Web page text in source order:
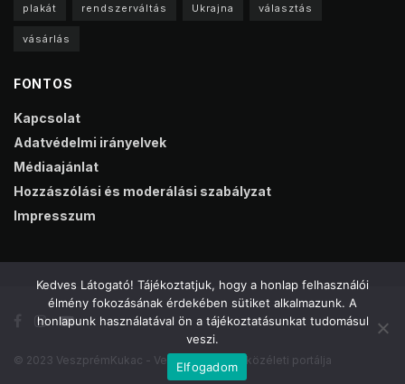
plakát rendszerváltás Ukrajna választás
vásárlás
FONTOS
Kapcsolat
Adatvédelmi irányelvek
Médiaajánlat
Hozzászólási és moderálási szabályzat
Impresszum
© 2023 VeszprémKukac - Veszprém online közéleti portálja
Kedves Látogató! Tájékoztatjuk, hogy a honlap felhasználói
élmény fokozásának érdekében sütiket alkalmazunk. A
honlapunk használatával ön a tájékoztatásunkat tudomásul
veszi.
Elfogadom